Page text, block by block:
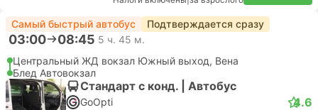
Самый быстрый автобус Подтверждается сразу
03:00 08:45 5 ч. 45 м.
Центральный ЖД вокзал Южный выход, Вена
Блед Автовокзал
Стандарт с конд. | Автобус
GoOpti 4.6